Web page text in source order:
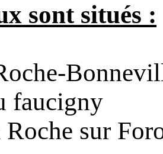
sont situés :
faucigny
sur